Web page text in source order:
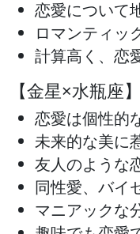
恋愛について
ロマンティッ
計算高く、恋
【金星×水瓶座】
恋愛は個性的
未来的な美に
友人のような
同性愛、バイ
マニアックな